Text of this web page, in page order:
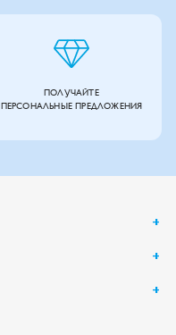
ПОЛУЧАЙТЕ
ПЕРСОНАЛЬНЫЕ ПРЕДЛОЖЕНИЯ